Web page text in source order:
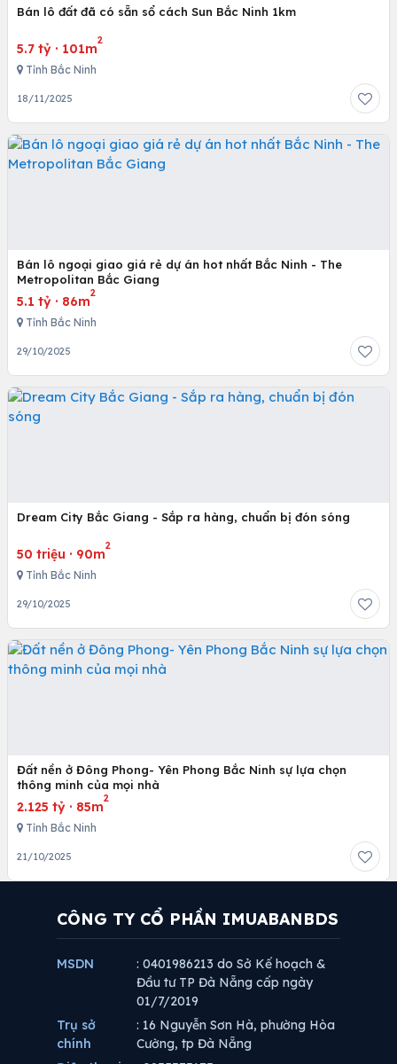
Bán lô đất đã có sẵn sổ cách Sun Bắc Ninh 1km
5.7 tỷ · 101m
2
Tỉnh Bắc Ninh
18/11/2025
Bán lô ngoại giao giá rẻ dự án hot nhất Bắc Ninh - The
Metropolitan Bắc Giang
5.1 tỷ · 86m
2
Tỉnh Bắc Ninh
29/10/2025
Dream City Bắc Giang - Sắp ra hàng, chuẩn bị đón sóng
50 triệu · 90m
2
Tỉnh Bắc Ninh
29/10/2025
Đất nền ở Đông Phong- Yên Phong Bắc Ninh sự lựa chọn
thông minh của mọi nhà
2.125 tỷ · 85m
2
Tỉnh Bắc Ninh
21/10/2025
CÔNG TY CỔ PHẦN IMUABANBDS
MSDN
: 0401986213 do Sở Kế hoạch &
Đầu tư TP Đà Nẵng cấp ngày
01/7/2019
Trụ sở
chính
: 16 Nguyễn Sơn Hà, phường Hòa
Cường, tp Đà Nẵng